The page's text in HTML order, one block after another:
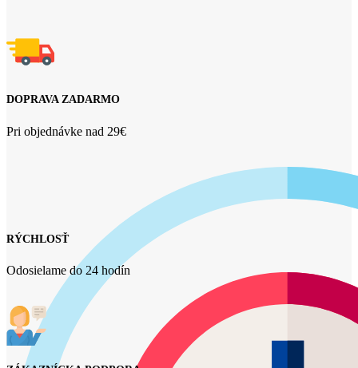
DOPRAVA ZADARMO
Pri objednávke nad 29€
RÝCHLOSŤ
Odosielame do 24 hodín